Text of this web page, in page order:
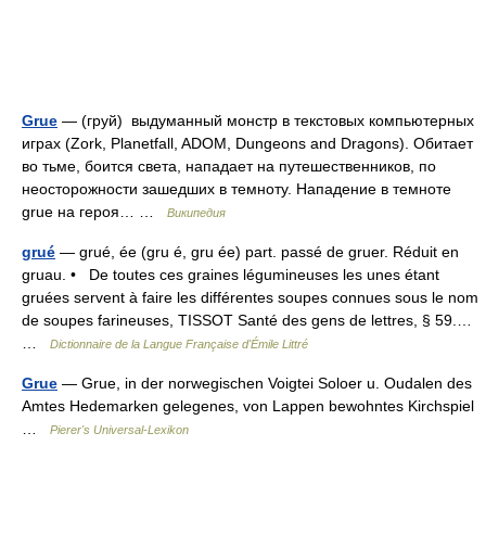
Grue — (груй) выдуманный монстр в текстовых компьютерных
играх (Zork, Planetfall, ADOM, Dungeons and Dragons). Обитает
во тьме, боится света, нападает на путешественников, по
неосторожности зашедших в темноту. Нападение в темноте
grue на героя… …
Википедия
grué — grué, ée (gru é, gru ée) part. passé de gruer. Réduit en
gruau. • De toutes ces graines légumineuses les unes étant
gruées servent à faire les différentes soupes connues sous le nom
de soupes farineuses, TISSOT Santé des gens de lettres, § 59.…
Dictionnaire de la Langue Française d'Émile Littré
Grue — Grue, in der norwegischen Voigtei Soloer u. Oudalen des
Amtes Hedemarken gelegenes, von Lappen bewohntes Kirchspiel
Pierer's Universal-Lexikon